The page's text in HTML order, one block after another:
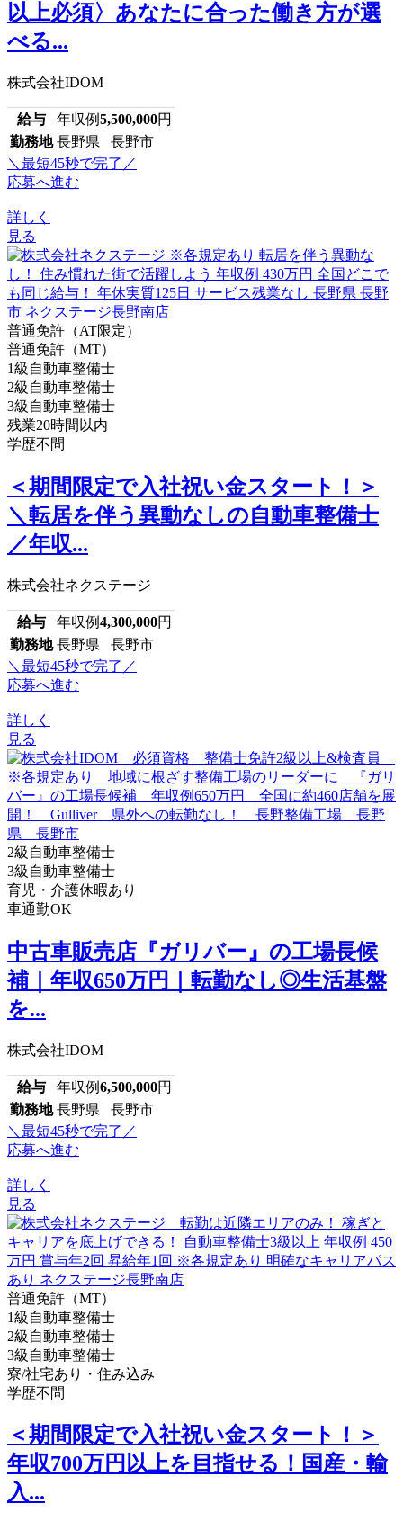
以上必須〉あなたに合った働き方が選
べる...
株式会社IDOM
給与 年収例5,500,000円
勤務地 長野県 長野市
＼最短45秒で完了／
応募へ進む
詳しく
見る
普通免許（AT限定）
普通免許（MT）
1級自動車整備士
2級自動車整備士
3級自動車整備士
残業20時間以内
学歴不問
＜期間限定で入社祝い金スタート！＞
＼転居を伴う異動なしの自動車整備士
／年収...
株式会社ネクステージ
給与 年収例4,300,000円
勤務地 長野県 長野市
＼最短45秒で完了／
応募へ進む
詳しく
見る
2級自動車整備士
3級自動車整備士
育児・介護休暇あり
車通勤OK
中古車販売店『ガリバー』の工場長候
補｜年収650万円｜転勤なし◎生活基盤
を...
株式会社IDOM
給与 年収例6,500,000円
勤務地 長野県 長野市
＼最短45秒で完了／
応募へ進む
詳しく
見る
普通免許（MT）
1級自動車整備士
2級自動車整備士
3級自動車整備士
寮/社宅あり・住み込み
学歴不問
＜期間限定で入社祝い金スタート！＞
年収700万円以上を目指せる！国産・輸
入...